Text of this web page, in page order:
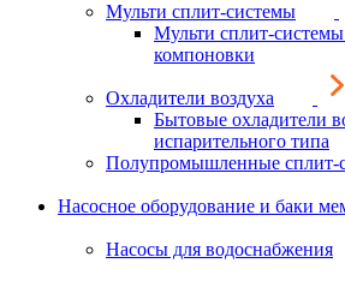
Мульти сплит-системы
Мульти сплит-
компоновки
Охладители воздуха
Бытовые охладители
испарительного типа
Полупромышленные сплит-
Насосное оборудование и баки
Насосы для водоснабжения